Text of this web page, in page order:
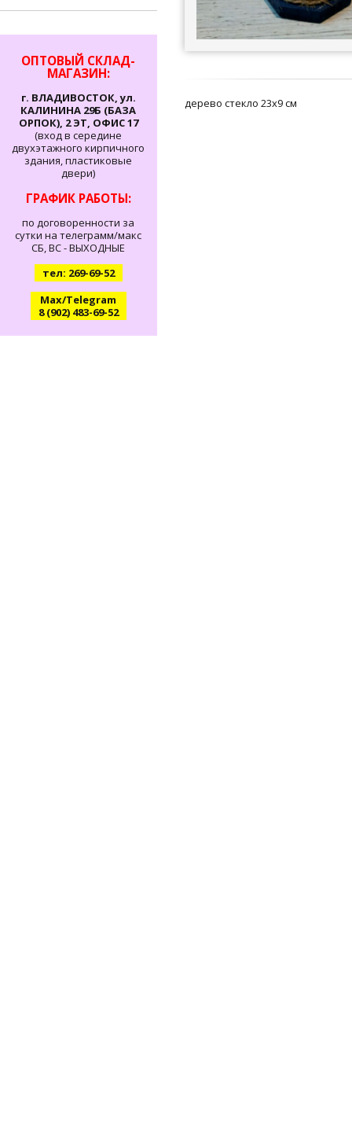
ОПТОВЫЙ СКЛАД-
МАГАЗИН:
г. ВЛАДИВОСТОК, ул.
КАЛИНИНА 29Б (БАЗА
ОРПОК), 2 ЭТ, ОФИС 17
(вход в середине
двухэтажного кирпичного
здания, пластиковые
двери)
ГРАФИК РАБОТЫ:
по договоренности за
сутки на телеграмм/макс
СБ, ВС - ВЫХОДНЫЕ
тел: 269-69-52
Max/Telegram
8 (902) 483-69-52
дерево стекло 23х9 см